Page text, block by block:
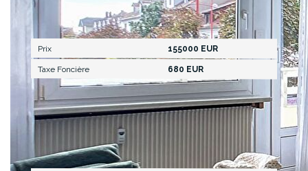
Aspects financiers
Prix 155000 EUR
Taxe Foncière 680 EUR
Surfaces